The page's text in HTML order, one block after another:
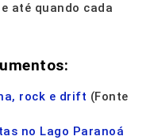
até quando cada
rock e drift (Fonte
no Lago Paranoá